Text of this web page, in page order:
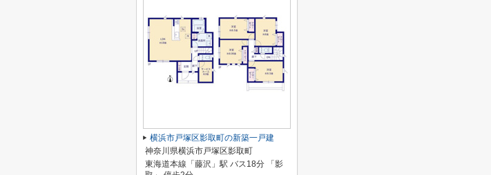
横浜市戸塚区影取町の新築一戸建
神奈川県横浜市戸塚区影取町
東海道本線「藤沢」駅 バス18分 「影